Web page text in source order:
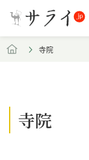
寺院
寺院